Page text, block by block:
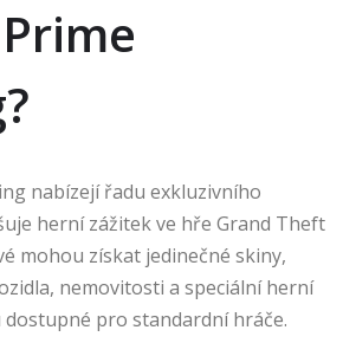
nabízejí řadu exkluzivního
herní zážitek ve hře Grand Theft
mohou získat jedinečné skiny,
nemovitosti a speciální herní
pro standardní hráče.